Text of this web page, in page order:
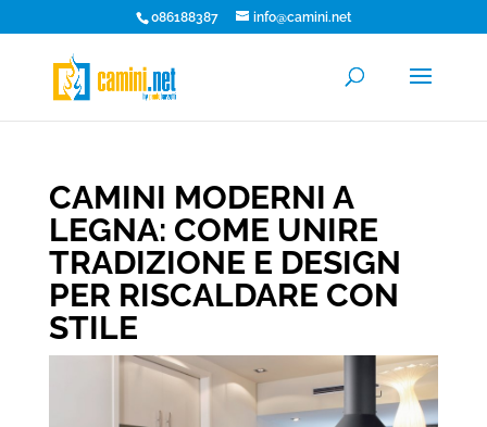
086188387 info@camini.net
CAMINI MODERNI A
LEGNA: COME UNIRE
TRADIZIONE E DESIGN
PER RISCALDARE CON
STILE